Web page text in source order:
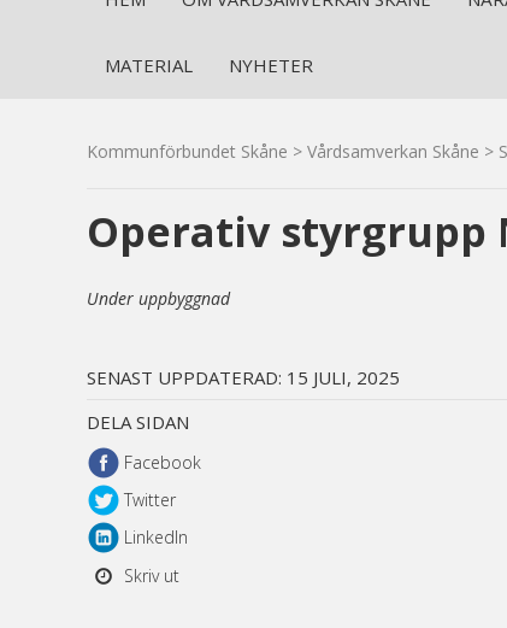
MATERIAL NYHETER
Kommunförbundet Skåne > Vårdsamverkan Skåne >
Operativ styrgrupp
Under uppbyggnad
SENAST UPPDATERAD: 15 JULI, 2025
DELA SIDAN
Facebook
Twitter
LinkedIn
Skriv ut